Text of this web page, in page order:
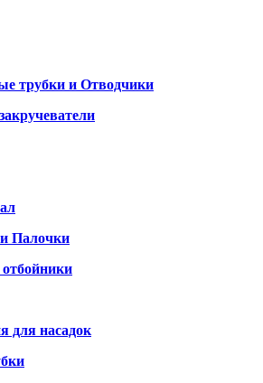
трубки и Отводчики
Палочки
для насадок